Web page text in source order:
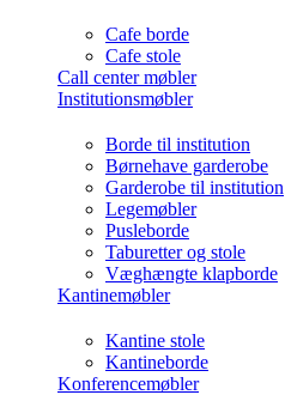
Cafe borde
Cafe stole
Call center møbler
Institutionsmøbler
Borde til institution
Børnehave garderobe
Garderobe til institution
Legemøbler
Pusleborde
Taburetter og stole
Væghængte klapborde
Kantinemøbler
Kantine stole
Kantineborde
Konferencemøbler